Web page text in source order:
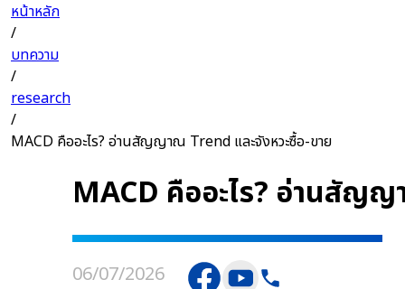
หน้าหลัก
/
บทความ
/
research
/
MACD คืออะไร? อ่านสัญญาณ Trend และจังหวะซื้อ-ขาย
MACD คืออะไร? อ่านสัญ
06/07/2026